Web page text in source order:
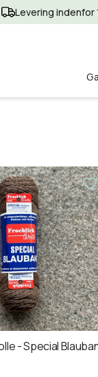
Levering indenfor
- Special